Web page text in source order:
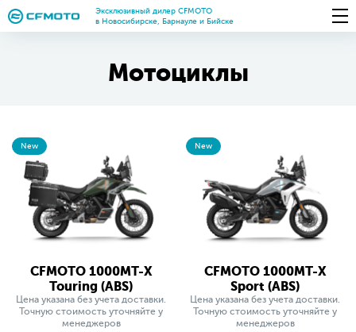
Эксклюзивный дилер CFMOTO
в Новосибирске, Барнауле и Бийске
Мотоциклы
New
CFMOTO 1000MT-X
Touring (ABS)
Цена указана без учета доставки.
Точную стоимость уточняйте у
менеджеров
New
CFMOTO 1000MT-X
Sport (ABS)
Цена указана без учета доставки.
Точную стоимость уточняйте у
менеджеров